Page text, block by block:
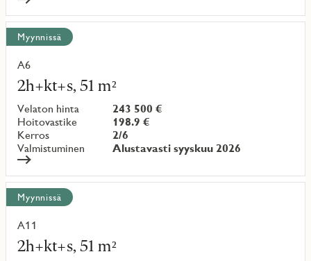
Myynnissä
A6
2h+kt+s, 51 m²
Velaton hinta
243 500 €
Hoitovastike
198.9 €
Kerros
2/6
Valmistuminen
Alustavasti syyskuu 2026
Lue
lisää
kohteesta
Myynnissä
A11
2h+kt+s, 51 m²
Lue
lisää
kohteesta